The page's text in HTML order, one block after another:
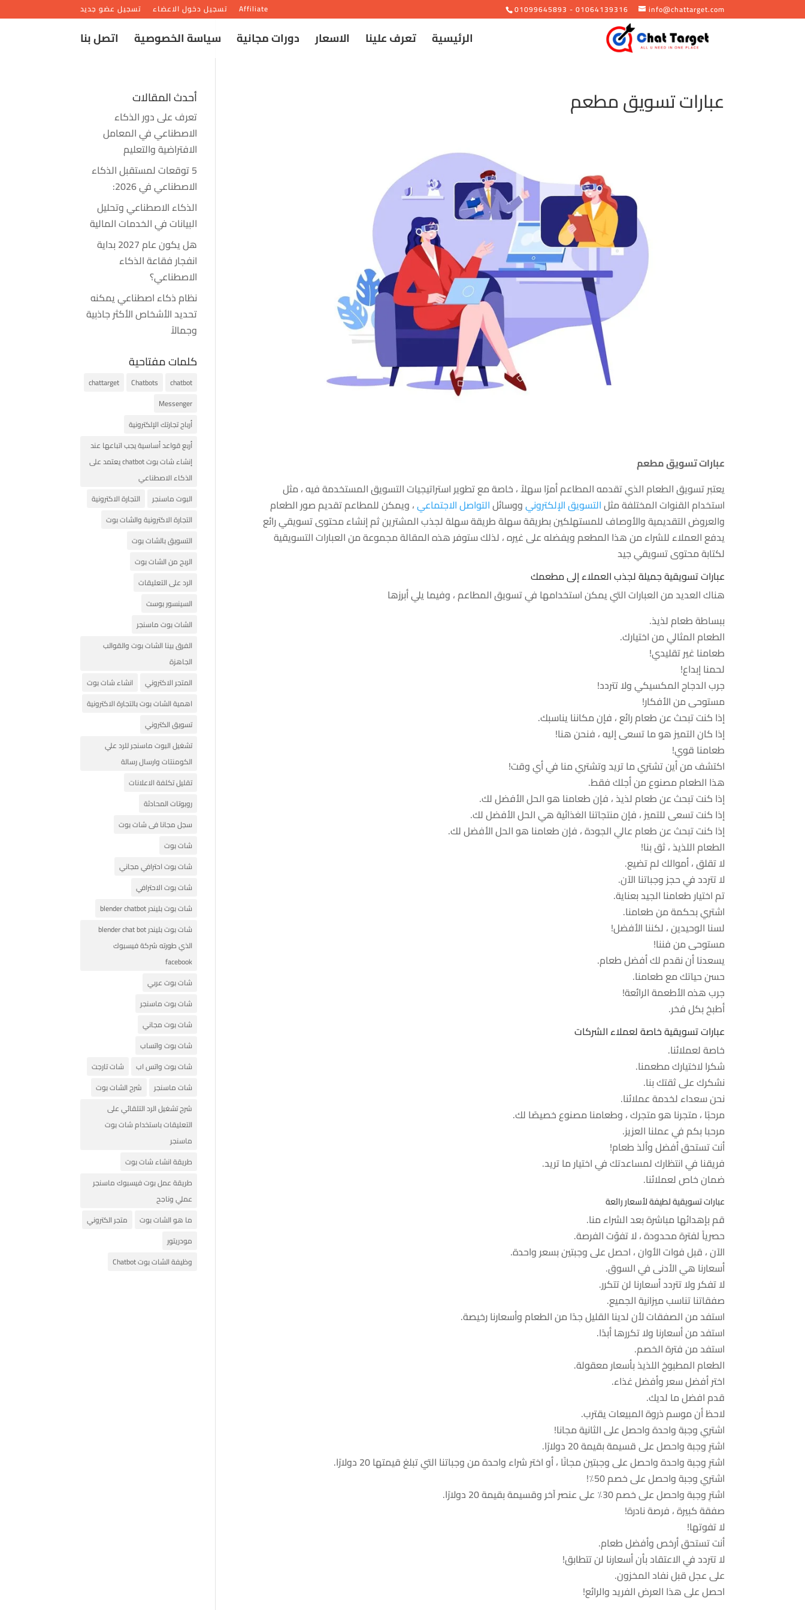
01099645893 - 01064139316 info@chattarget.com
Affiliate تسجيل دخول الاعضاء تسجيل عضو جديد
الرئيسية تعرف علينا الاسعار دورات مجانية سياسة الخصوصية اتصل بنا
عبارات تسويق مطعم
عبارات تسويق مطعم
يعتبر تسويق الطعام الذي تقدمه المطاعم أمرًا سهلاً ، خاصة مع تطوير استراتيجيات التسويق المستخدمة فيه ، مثل
استخدام القنوات المختلفة مثلالتسويق الإلكترونيووسائلالتواصل الاجتماعي، ويمكن للمطاعم تقديم صور الطعام
والعروض التقديمية والأوصاف للمستهلكين بطريقة سهلة طريقة سهلة لجذب المشترين ثم إنشاء محتوى تسويقي رائع
يدفع العملاء للشراء من هذا المطعم ويفضله على غيره ، لذلك ستوفر هذه المقالة مجموعة من العبارات التسويقية
لكتابة محتوى تسويقي جيد
عبارات تسويقية جميلة لجذب العملاء إلى مطعمك
هناك العديد من العبارات التي يمكن استخدامها في تسويق المطاعم ، وفيما يلي أبرزها
ببساطة طعام لذيذ.
الطعام المثالي من اختيارك.
طعامنا غير تقليدي!
لحمنا إبداع!
جرب الدجاج المكسيكي ولا تتردد!
مستوحى من الأفكار!
إذا كنت تبحث عن طعام رائع ، فإن مكاننا يناسبك.
إذا كان التميز هو ما تسعى إليه ، فنحن هنا!
طعامنا قوي!
اكتشف من أين تشتري ما تريد وتشتري منا في أي وقت!
هذا الطعام مصنوع من أجلك فقط.
إذا كنت تبحث عن طعام لذيذ ، فإن طعامنا هو الحل الأفضل لك.
إذا كنت تسعى للتميز ، فإن منتجاتنا الغذائية هي الحل الأفضل لك.
إذا كنت تبحث عن طعام عالي الجودة ، فإن طعامنا هو الحل الأفضل لك.
الطعام اللذيذ ، ثق بنا!
لا تقلق ، أموالك لم تضيع.
لا تتردد في حجز وجباتنا الآن.
تم اختيار طعامنا الجيد بعناية.
اشتري بحكمة من طعامنا.
لسنا الوحيدين ، لكننا الأفضل!
مستوحى من فننا!
يسعدنا أن نقدم لك أفضل طعام.
حسن حياتك مع طعامنا.
جرب هذه الأطعمة الرائعة!
أطبخ بكل فخر.
عبارات تسويقية خاصة لعملاء الشركات
خاصة لعملائنا.
شكرا لاختيارك مطعمنا.
نشكرك على ثقتك بنا.
نحن سعداء لخدمة عملائنا.
مرحبًا ، متجرنا هو متجرك ، وطعامنا مصنوع خصيصًا لك.
مرحبا بكم في عملنا العزيز.
أنت تستحق أفضل وألذ طعام!
فريقنا في انتظارك لمساعدتك في اختيار ما تريد.
ضمان خاص لعملائنا.
عبارات تسويقية لطيفة لأسعار رائعة
قم بإهدائها مباشرة بعد الشراء منا.
حصرياً لفترة محدودة ، لا تفوّت الفرصة.
الآن ، قبل فوات الأوان ، احصل على وجبتين بسعر واحدة.
أسعارنا هي الأدنى في السوق.
لا تفكر ولا تتردد أسعارنا لن تتكرر.
صفقاتنا تناسب ميزانية الجميع.
استفد من الصفقات لأن لدينا القليل جدًا من الطعام وأسعارنا رخيصة.
استفد من أسعارنا ولا تكررها أبدًا.
استفد من فترة الخصم.
الطعام المطبوخ اللذيذ بأسعار معقولة.
اختر أفضل سعر وأفضل غذاء.
قدم افضل ما لديك.
لاحظ أن موسم ذروة المبيعات يقترب.
اشتري وجبة واحدة واحصل على الثانية مجانا!
اشترِ وجبة واحصل على قسيمة بقيمة 20 دولارًا.
اشترِ وجبة واحدة واحصل على وجبتين مجانًا ، أو اختر شراء واحدة من وجباتنا التي تبلغ قيمتها 20 دولارًا.
اشتري وجبة واحصل على خصم 50٪!
اشترِ وجبة واحصل على خصم 30٪ على عنصر آخر وقسيمة بقيمة 20 دولارًا.
صفقة كبيرة ، فرصة نادرة!
لا تفوتها!
أنت تستحق أرخص وأفضل طعام.
لا تتردد في الاعتقاد بأن أسعارنا لن تتطابق!
على عجل قبل نفاد المخزون.
احصل على هذا العرض الفريد والرائع!
أحدث المقالات
تعرف على دور الذكاء
الاصطناعي في المعامل
الافتراضية والتعليم
5 توقعات لمستقبل الذكاء
الاصطناعي في 2026:
الذكاء الاصطناعي وتحليل
البيانات في الخدمات المالية
هل يكون عام 2027 بداية
انفجار فقاعة الذكاء
الاصطناعي؟
نظام ذكاء اصطناعي يمكنه
تحديد الأشخاص الأكثر جاذبية
وجمالاً
كلمات مفتاحية
chatbot
Chatbots
chattarget
Messenger
أرباح تجارتك الإلكترونية
أربع قواعد أساسية يجب اتباعها عند
إنشاء شات بوت chatbot يعتمد على
الذكاء الاصطناعي
البوت ماسنجر
التجارة الاكترونية
التجارة الاكترونية والشات بوت
التسويق بالشات بوت
الربح من الشات بوت
الرد على التعليقات
السينسور بوست
الشات بوت ماسنجر
الفرق بينا الشات بوت والقوالب
الجاهزة
المتجر الاكتروني
انشاء شات بوت
اهمية الشات بوت بالتجارة الاكترونية
تسويق الكتروني
تشغيل البوت ماسنجر للرد علي
الكومنتات وارسال رسالة
تقليل تكلفة الاعلانات
روبوتات المحادثة
سجل مجانا فى شات بوت
شات بوت
شات بوت احترافي مجاني
شات بوت الاحترافي
شات بوت بليندر blender chatbot
شات بوت بليندر blender chat bot
الذي طورته شركة فيسبوك
facebook
شات بوت عربي
شات بوت ماسنجر
شات بوت مجاني
شات بوت واتساب
شات بوت واتس اب
شات تارجت
شات ماسنجر
شرح الشات بوت
شرح تشغيل الرد التلقائي على
التعليقات باستخدام شات بوت
ماسنجر
طريقة انشاء شات بوت
طريقة عمل بوت فيسبوك ماسنجر
عملي وناجح
ما هو الشات بوت
متجر الكتروني
مودريتور
وظيفة الشات بوت Chatbot